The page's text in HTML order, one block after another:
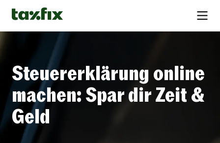
Steuererklärung online
machen: Spar dir Zeit &
Geld